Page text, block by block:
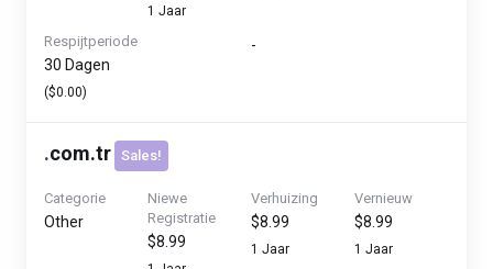
1 Jaar
Respijtperiode
30 Dagen
($0.00)
-
.com.tr Sales!
Categorie
Other
Niewe
Registratie
$8.99
Verhuizing
$8.99
1 Jaar
Vernieuw
$8.99
1 Jaar